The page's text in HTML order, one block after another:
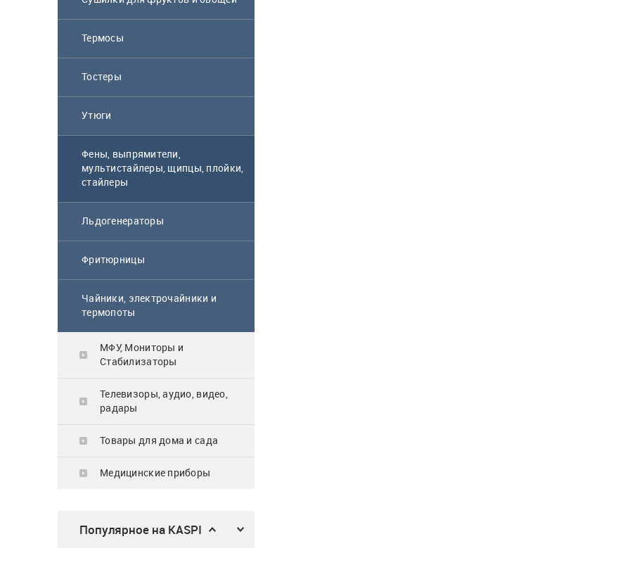
Термосы
Тостеры
Утюги
Фены, выпрямители,
мультистайлеры, щипцы, плойки,
стайлеры
Льдогенераторы
Фритюрницы
Чайники, электрочайники и
термопоты
МФУ, Мониторы и
Стабилизаторы
Телевизоры, аудио, видео,
радары
Товары для дома и сада
Медицинские приборы
Популярное на KASPI
Блендер Scarlett
MS23K3614AW BW
Газовая поверхность
Midea MG3205X
62 900₸
Микроволновка
MWG20